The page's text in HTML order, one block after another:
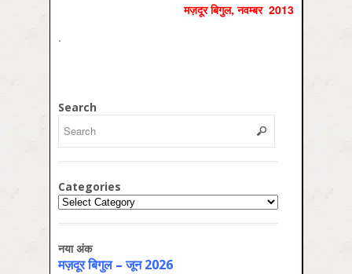
मज़दूर बिगुल,नवम्‍बर 2013
.
Search
Categories
Categories
नया अंक
मज़दूर बिगुल – जून 2026